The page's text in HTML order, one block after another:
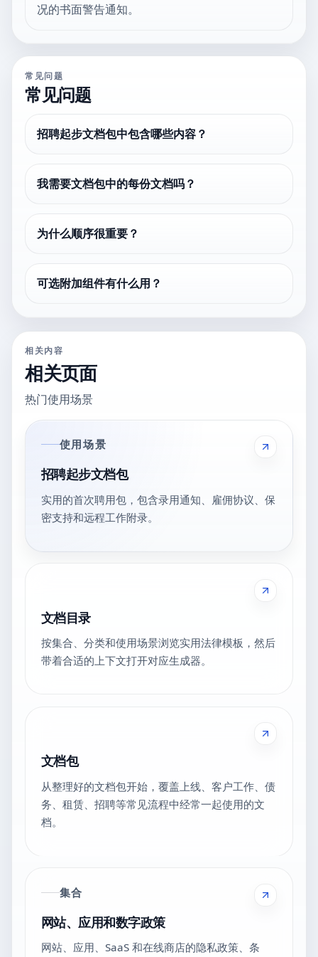
况的书面警告通知。
常见问题
常见问题
招聘起步文档包中包含哪些内容？
我需要文档包中的每份文档吗？
为什么顺序很重要？
可选附加组件有什么用？
相关内容
相关页面
热门使用场景
使用场景
招聘起步文档包
实用的首次聘用包，包含录用通知、雇佣协议、保
密支持和远程工作附录。
文档目录
按集合、分类和使用场景浏览实用法律模板，然后
带着合适的上下文打开对应生成器。
文档包
从整理好的文档包开始，覆盖上线、客户工作、债
务、租赁、招聘等常见流程中经常一起使用的文
档。
集合
网站、应用和数字政策
网站、应用、SaaS 和在线商店的隐私政策、条